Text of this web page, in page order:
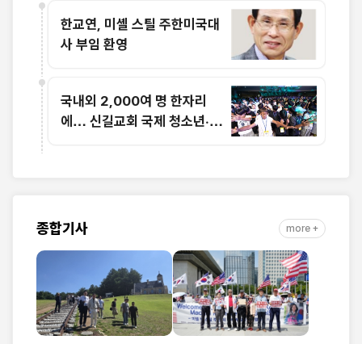
한교연, 미셸 스틸 주한미국대
사 부임 환영
국내외 2,000여 명 한자리
에… 신길교회 국제 청소년·청
종합기사 more +